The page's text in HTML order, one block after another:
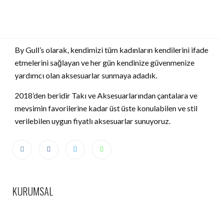
By Gull’s olarak, kendimizi tüm kadınların kendilerini ifade
etmelerini sağlayan ve her gün kendinize güvenmenize
yardımcı olan aksesuarlar sunmaya adadık.
2018’den beridir Takı ve Aksesuarlarından çantalara ve
mevsimin favorilerine kadar üst üste konulabilen ve stil
verilebilen uygun fiyatlı aksesuarlar sunuyoruz.
KURUMSAL